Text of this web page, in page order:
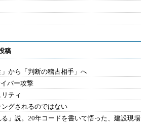
稿
から「判断の稽古相手」へ
バー攻撃
ティ
グされるのではない
る」説。20年コードを書いて悟った、建設現場